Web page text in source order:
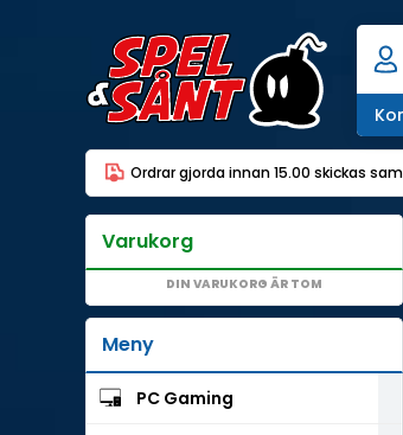
Ordrar gjorda innan 15.00 skickas
Varukorg
DIN VARUKORG ÄR TOM
Meny
PC Gaming